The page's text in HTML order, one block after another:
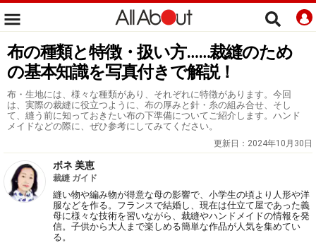
布の種類と特徴・扱い方……裁縫のため
の基本知識を写真付きで解説！
布・生地には、様々な種類があり、それぞれに特徴があります。今回
は、実際の裁縫に役立つように、布の厚みと針・糸の組み合せ、そし
て、縫う前に知っておきたい布の下準備についてご紹介します。ハンド
メイドなどの際に、ぜひ参考にしてみてください。
更新日： 2024年10月30日
ボネ 美恵
裁縫 ガイド
縫い物や編み物が得意な母の影響で、小学生の頃より人形や洋
服などを作る。フランスで結婚し、現在は仕立て屋であった義
母に様々な技術を習いながら、裁縫やハンドメイドの情報を発
信。子供から大人まで楽しめる簡単な作品が人気を集めてい
る。